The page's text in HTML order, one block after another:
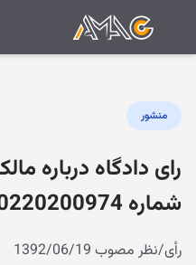
منشور
رای دادگاه درباره
شماره 9209970220200974)
رأی/نظر مصوب 1392/06/19